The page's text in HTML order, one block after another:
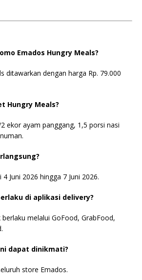
Emados Hungry Meals?
ditawarkan dengan harga Rp. 79.000
Hungry Meals?
ekor ayam panggang, 1,5 porsi nasi
Juni 2026 hingga 7 Juni 2026.
di aplikasi delivery?
melalui GoFood, GrabFood,
dapat dinikmati?
store Emados.